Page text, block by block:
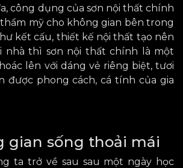
công dụng của sơn nội thất chính
mỹ cho không gian bên trong
kết cấu, thiết kế nội thất tạo nên
nhà thì sơn nội thất chính là một
lên với dáng vẻ riêng biệt, tươi
được phong cách, cá tính của gia
gian sống thoải mái
ta trở về sau sau một ngày học